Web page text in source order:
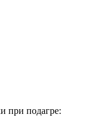
при подагре: